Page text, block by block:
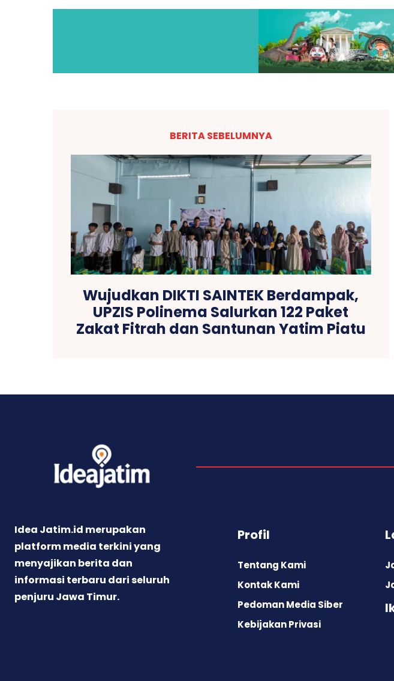
BERITA SEBELUMNYA
Wujudkan DIKTI SAINTEK Berdampak,
UPZIS Polinema Salurkan 122 Paket
Zakat Fitrah dan Santunan Yatim Piatu
Idea Jatim.id merupakan
platform media terkini yang
menyajikan berita dan
informasi terbaru dari seluruh
penjuru Jawa Timur.
Profil
Tentang Kami
Kontak Kami
Pedoman Media Siber
Kebijakan Privasi